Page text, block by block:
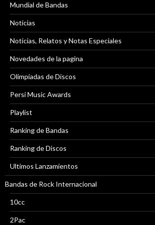
Mundial de Bandas
Noticias
Noticias, Relatos y Notas Especiales
Novedades de la pagina
Olimpiadas de Discos
Persi Music Awards
Playlist
Ranking de Bandas
Ranking de Discos
Ultimos Lanzamientos
Bandas de Rock Internacional
10cc
2Pac